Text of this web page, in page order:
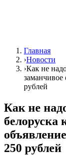
Главная
›Новости
›Как не
заманчивое
рублей
Как не
белоруска
250 рублей